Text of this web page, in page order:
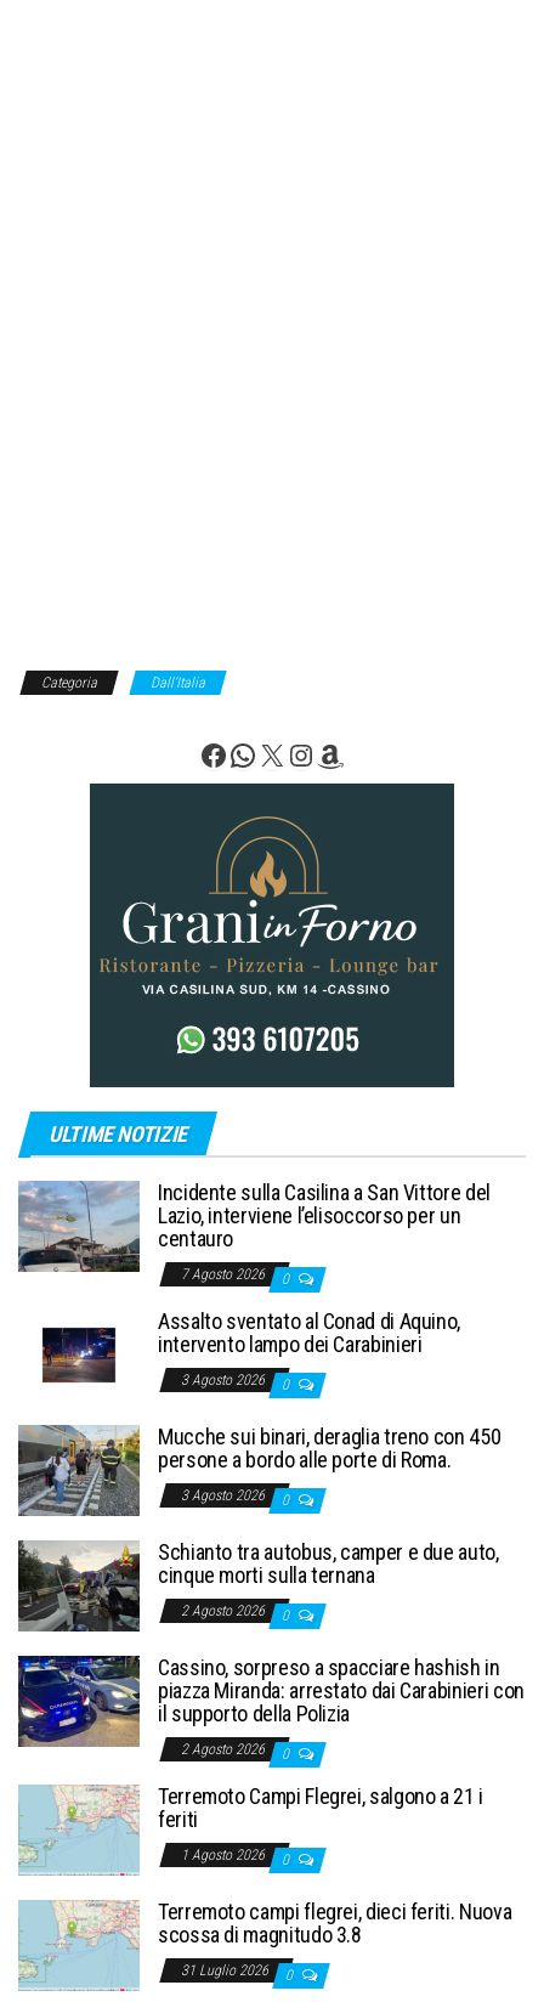
Categoria Dall'Italia
Facebook
WhatsApp
X Instagram
Amazon
ULTIME NOTIZIE
Incidente sulla Casilina a San Vittore del
Lazio, interviene l’elisoccorso per un
centauro
7 Agosto 2026 0
Assalto sventato al Conad di Aquino,
intervento lampo dei Carabinieri
3 Agosto 2026 0
Mucche sui binari, deraglia treno con 450
persone a bordo alle porte di Roma.
3 Agosto 2026 0
Schianto tra autobus, camper e due auto,
cinque morti sulla ternana
2 Agosto 2026 0
Cassino, sorpreso a spacciare hashish in
piazza Miranda: arrestato dai Carabinieri con
il supporto della Polizia
2 Agosto 2026 0
Terremoto Campi Flegrei, salgono a 21 i
feriti
1 Agosto 2026 0
Terremoto campi flegrei, dieci feriti. Nuova
scossa di magnitudo 3.8
31 Luglio 2026 0